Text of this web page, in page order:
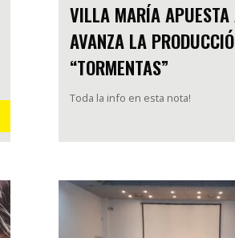
VILLA MARÍA
AVANZA LA
“TORMENTAS”
Toda la info en esta nota!